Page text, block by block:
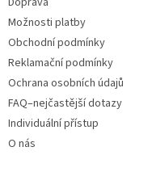
Možnosti platby
Obchodní podmínky
Reklamační podmínky
Ochrana osobních údajů
FAQ–nejčastější dotazy
Individuální přístup
O nás